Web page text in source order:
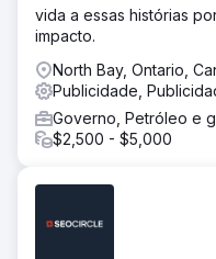
vida a essas histórias
impacto.
North Bay, Ontario,
Publicidade,
Governo, Petróleo e
$2,500 - $5,000